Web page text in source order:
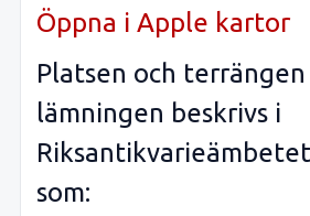
Öppna i Apple kartor
Platsen och
lämningen beskrivs i
som: